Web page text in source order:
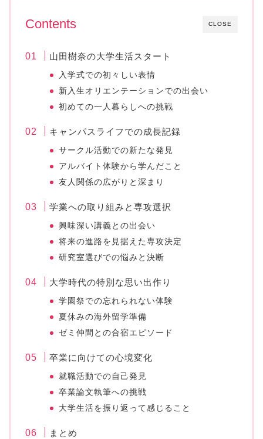
CLOSE
Contents
山田樹奈の大学生活スタート
入学式での初々しい表情
新入生オリエンテーションでの出会い
初めての一人暮らしへの挑戦
キャンパスライフでの成長記録
サークル活動での新たな発見
アルバイト体験から学んだこと
友人関係の広がりと深まり
学業への取り組みと専攻選択
興味深い講義との出会い
将来の進路を見据えた専攻決定
研究室選びでの悩みと決断
大学時代の特別な思い出作り
学園祭での忘れられない体験
夏休みの海外留学準備
ゼミ仲間との合宿エピソード
卒業に向けての心境変化
就職活動での自己発見
卒業論文執筆への挑戦
大学生活を振り返って感じること
まとめ